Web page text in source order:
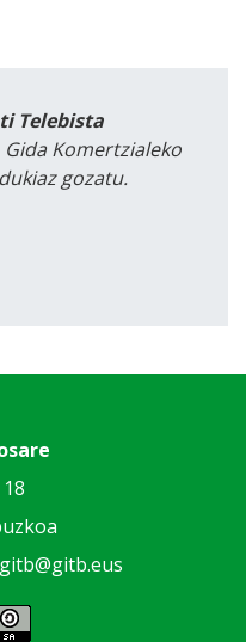
Telebista
Komertzialeko
gozatu.
gitb@gitb.eus